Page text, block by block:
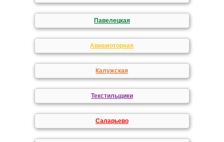
Павелецкая
Авиамоторная
Калужская
Текстильщики
Саларьево